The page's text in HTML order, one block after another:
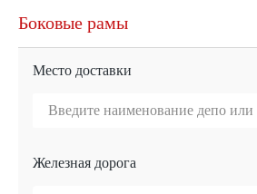
Колесные пары
Боковые рамы
Надрессорные балки
Поглощающие аппараты
Прочие детали
Место доставки
Железная дорога